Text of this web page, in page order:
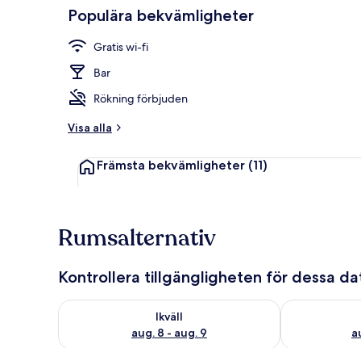
Populära bekvämligheter
Gratis wi-fi
Bar
Rökning förbjuden
Visa alla
Främsta bekvämligheter (11)
Rumsalternativ
Kontrollera tillgängligheten för dessa
Ikväll
aug. 8 - aug. 9
Kontrollera tillgängligheten för ikväll aug. 8 - aug. 9
Kontrollera